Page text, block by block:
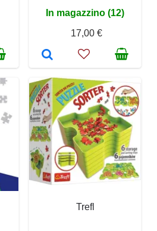
In magazzino (12)
17,00 €
Trefl